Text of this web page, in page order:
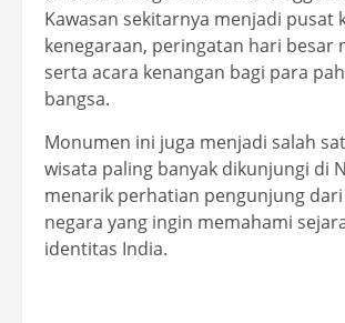
Kawasan sekitarnya menjadi pusat
kenegaraan, peringatan hari besar
serta acara kenangan bagi para
bangsa.
Monumen ini juga menjadi salah
wisata paling banyak dikunjungi di
menarik perhatian pengunjung
negara yang ingin memahami
identitas India.